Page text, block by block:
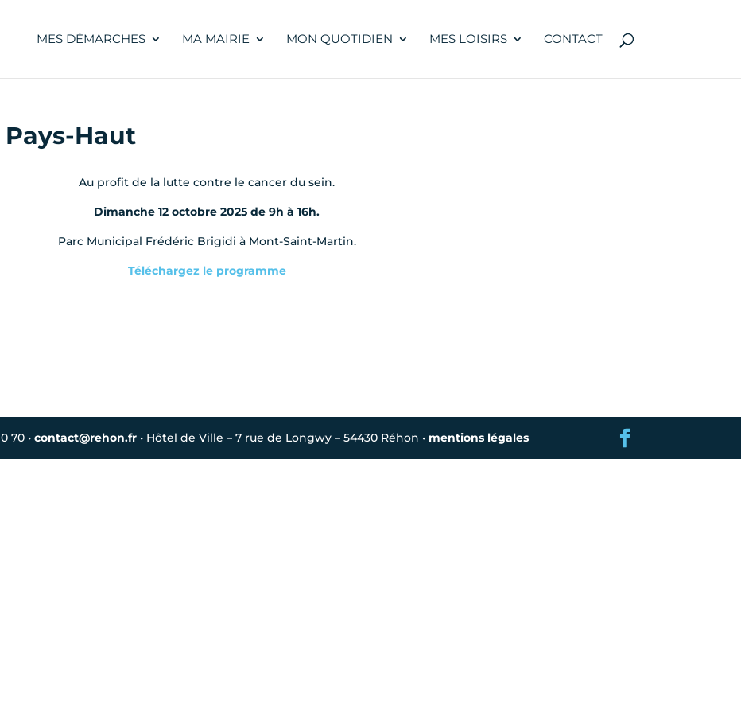
MES DÉMARCHES MA MAIRIE MON QUOTIDIEN MES LOISIRS CONTACT
Haut
Au profit de la lutte contre le cancer du sein.
Dimanche 12 octobre 2025 de 9h à 16h.
Parc Municipal Frédéric Brigidi à Mont-Saint-Martin.
Téléchargez le programme
70 •contact@rehon.fr • Hôtel de Ville – 7 rue de Longwy – 54430 Réhon • mentions légales